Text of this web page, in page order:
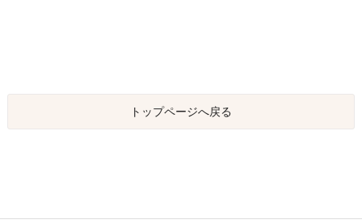
トップページへ戻る